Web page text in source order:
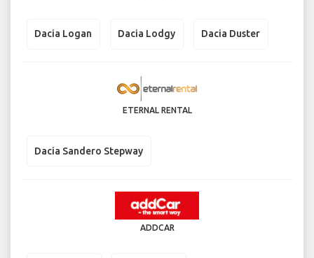
Dacia Logan Dacia Lodgy Dacia Duster
ETERNAL RENTAL
Dacia Sandero Stepway
ADDCAR